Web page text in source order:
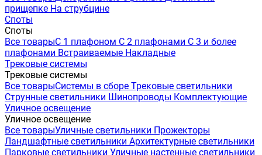
прищепке На струбцине
Споты
Споты
Все товарыС 1 плафоном С 2 плафонами С 3 и более
плафонами Встраиваемые Накладные
Трековые системы
Трековые системы
Все товарыСистемы в сборе Трековые светильники
Струнные светильники Шинопроводы Комплектующие
Уличное освещение
Уличное освещение
Все товарыУличные светильники Прожекторы
Ландшафтные светильники Архитектурные светильники
Парковые светильники Уличные настенные светильники